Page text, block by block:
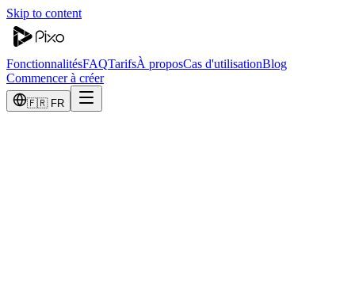
Skip to content
FonctionnalitésFAQTarifsÀ proposCas d'utilisationBlog
Commencer à créer
🇫🇷 FR